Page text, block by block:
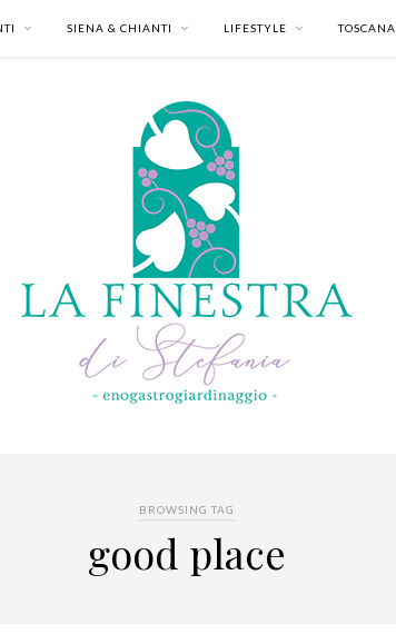
SIENA & CHIANTI LIFESTYLE TOSCANA
BROWSING TAG
good place